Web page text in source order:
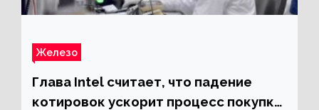
Железо
Глава Intel считает, что падение
котировок ускорит процесс покупки